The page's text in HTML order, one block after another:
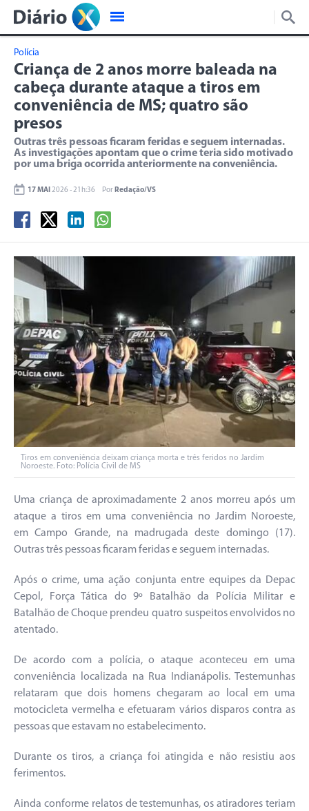
Polícia
Criança de 2 anos morre baleada na
cabeça durante ataque a tiros em
conveniência de MS; quatro são
presos
Outras três pessoas ficaram feridas e seguem internadas.
As investigações apontam que o crime teria sido motivado
por uma briga ocorrida anteriormente na conveniência.
17 MAI 2026 - 21h:36 Por Redação/VS
Tiros em conveniência deixam criança morta e três feridos no Jardim
Noroeste. Foto: Polícia Civil de MS
Uma criança de aproximadamente 2 anos morreu após um
ataque a tiros em uma conveniência no Jardim Noroeste,
em Campo Grande, na madrugada deste domingo (17).
Outras três pessoas ficaram feridas e seguem internadas.
Após o crime, uma ação conjunta entre equipes da Depac
Cepol, Força Tática do 9º Batalhão da Polícia Militar e
Batalhão de Choque prendeu quatro suspeitos envolvidos no
atentado.
De acordo com a polícia, o ataque aconteceu em uma
conveniência localizada na Rua Indianápolis. Testemunhas
relataram que dois homens chegaram ao local em uma
motocicleta vermelha e efetuaram vários disparos contra as
pessoas que estavam no estabelecimento.
Durante os tiros, a criança foi atingida e não resistiu aos
ferimentos.
Ainda conforme relatos de testemunhas, os atiradores teriam